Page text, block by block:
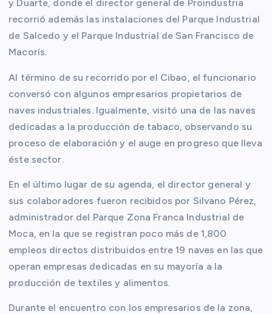
y Duarte, donde el director general de Proindustria
recorrió además las instalaciones del Parque Industrial
de Salcedo y el Parque Industrial de San Francisco de
Macorís.
Al término de su recorrido por el Cibao, el funcionario
conversó con algunos empresarios propietarios de
naves industriales. Igualmente, visitó una de las naves
dedicadas a la producción de tabaco, observando su
proceso de elaboración y el auge en progreso que lleva
éste sector.
En el último lugar de su agenda, el director general y
sus colaboradores fueron recibidos por Silvano Pérez,
administrador del Parque Zona Franca Industrial de
Moca, en la que se registran poco más de 1,800
empleos directos distribuidos entre 19 naves en las que
operan empresas dedicadas en su mayoría a la
producción de textiles y alimentos.
Durante el encuentro con los empresarios de la zona,